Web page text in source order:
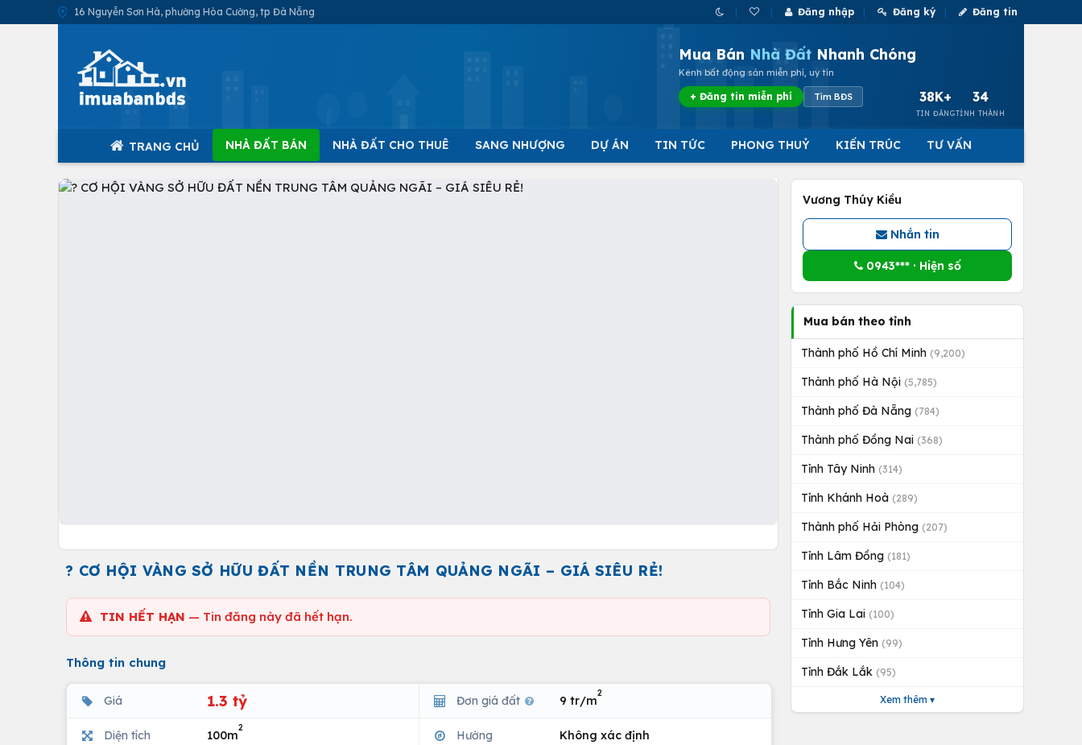
16 Nguyễn Sơn Hà, phường Hòa Cường, tp Đà Nẵng Đăng nhập Đăng ký Đăng tin
Mua Bán Nhà Đất Nhanh Chóng
Kênh bất động sản miễn phí, uy tín
+ Đăng tin miễn phí Tìm BĐS 38K+
TIN ĐĂNG
34
TỈNH THÀNH
TRANG CHỦ NHÀ ĐẤT BÁN NHÀ ĐẤT CHO THUÊ SANG NHƯỢNG DỰ ÁN TIN TỨC PHONG THUỶ KIẾN TRÚC TƯ VẤN
? CƠ HỘI VÀNG SỞ HỮU ĐẤT NỀN TRUNG TÂM QUẢNG NGÃI – GIÁ SIÊU RẺ!
TIN HẾT HẠN — Tin đăng này đã hết hạn.
Thông tin chung
Giá 1.3 tỷ Đơn giá đất 9 tr/m
2
Diện tích 100m
2
Hướng Không xác định
Vương Thúy Kiều
Nhắn tin
0943*** · Hiện số
Mua bán theo tỉnh
Thành phố Hồ Chí Minh (9,200)
Thành phố Hà Nội (5,785)
Thành phố Đà Nẵng (784)
Thành phố Đồng Nai (368)
Tỉnh Tây Ninh (314)
Tỉnh Khánh Hoà (289)
Thành phố Hải Phòng (207)
Tỉnh Lâm Đồng (181)
Tỉnh Bắc Ninh (104)
Tỉnh Gia Lai (100)
Tỉnh Hưng Yên (99)
Tỉnh Đắk Lắk (95)
Xem thêm ▾